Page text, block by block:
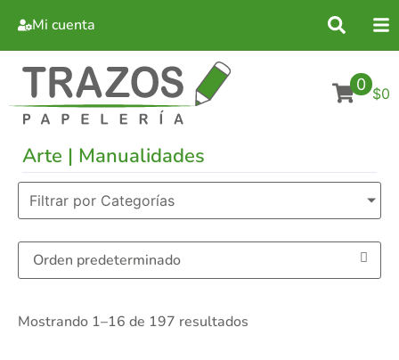
Mi cuenta
0 $0
Arte | Manualidades
Filtrar por Categorías
Mostrando 1–16 de 197 resultados